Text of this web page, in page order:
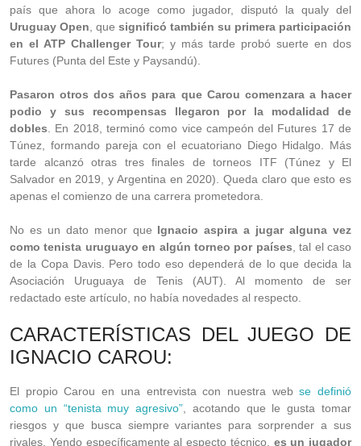
país que ahora lo acoge como jugador, disputó la qualy del
Uruguay Open , que significó también su primera participación
en el ATP Challenger Tour; y más tarde probó suerte en dos
Futures (Punta del Este y Paysandú).
Pasaron otros dos años para que Carou comenzara a hacer
podio y sus recompensas llegaron por la modalidad de
dobles . En 2018, terminó como vice campeón del Futures 17 de
Túnez, formando pareja con el ecuatoriano Diego Hidalgo. Más
tarde alcanzó otras tres finales de torneos ITF (Túnez y El
Salvador en 2019, y Argentina en 2020). Queda claro que esto es
apenas el comienzo de una carrera prometedora.
No es un dato menor que Ignacio aspira a jugar alguna vez
como tenista uruguayo en algún torneo por países , tal el caso
de la Copa Davis. Pero todo eso dependerá de lo que decida la
Asociación Uruguaya de Tenis (AUT). Al momento de ser
redactado este artículo, no había novedades al respecto.
CARACTERÍSTICAS DEL JUEGO DE
IGNACIO CAROU:
El propio Carou en una entrevista con nuestra webse definió
como un “tenista muy agresivo” , acotando que le gusta tomar
riesgos y que busca siempre variantes para sorprender a sus
rivales. Yendo específicamente al especto técnico, es un jugador